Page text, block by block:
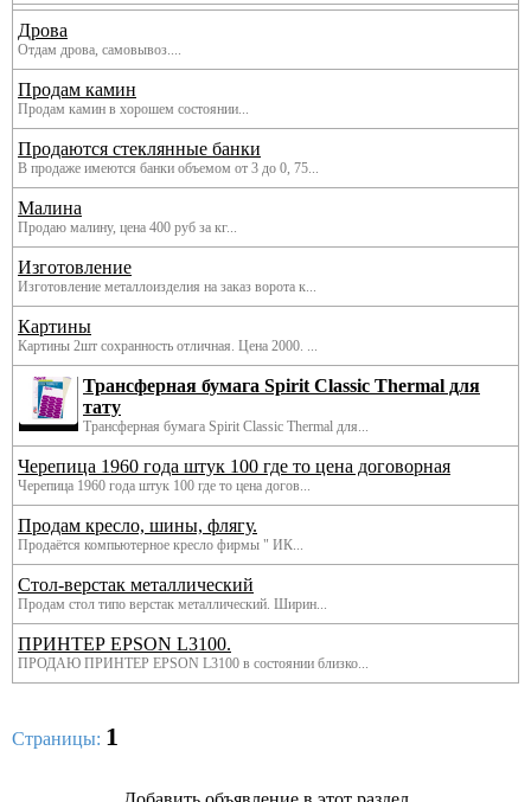
Дрова
Отдам дрова, самовывоз....
Продам камин
Продам камин в хорошем состоянии...
Продаются стеклянные банки
В продаже имеются банки объемом от 3 до 0, 75...
Малина
Продаю малину, цена 400 руб за кг...
Изготовление
Изготовление металлоизделия на заказ ворота к...
Картины
Картины 2шт сохранность отличная. Цена 2000. ...
Трансферная бумага Spirit Classic Thermal для
тату
Трансферная бумага Spirit Classic Thermal для...
Черепица 1960 года штук 100 где то цена договорная
Черепица 1960 года штук 100 где то цена догов...
Продам кресло, шины, флягу.
Продаётся компьютерное кресло фирмы " ИК...
Стол-верстак металлический
Продам стол типо верстак металлический. Ширин...
ПРИНТЕР EPSON L3100.
ПРОДАЮ ПРИНТЕР EPSON L3100 в состоянии близко...
Страницы: 1